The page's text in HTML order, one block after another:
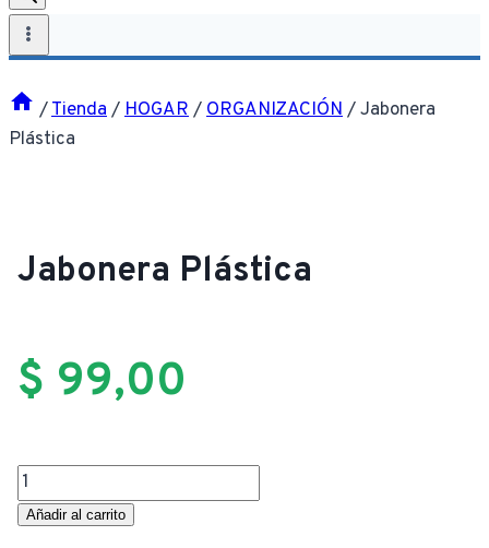
productos
/Tienda/HOGAR/ORGANIZACIÓN/Jabonera
Plástica
Jabonera Plástica
$ 99,00
Jabonera
Plástica
Añadir al carrito